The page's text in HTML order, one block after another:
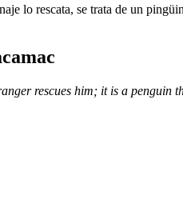
lo rescata, se trata de un
rescues him; it is a